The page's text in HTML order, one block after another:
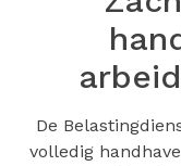
De
volledig